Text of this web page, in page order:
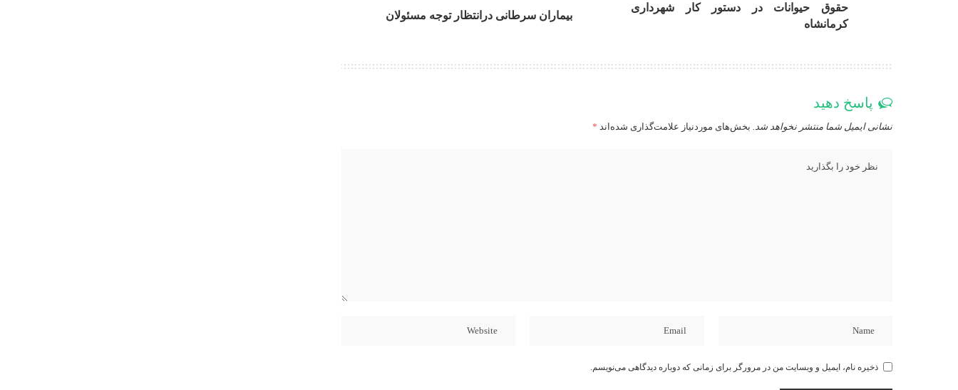
حقوق حیوانات در دستور کار شهرداری
کرمانشاه
بیماران سرطانی درانتظار توجه مسئولان
پاسخ دهید
نشانی ایمیل شما منتشر نخواهد شد. بخش‌های موردنیاز علامت‌گذاری شده‌اند *
ذخیره نام، ایمیل و وبسایت من در مرورگر برای زمانی که دوباره دیدگاهی می‌نویسم.